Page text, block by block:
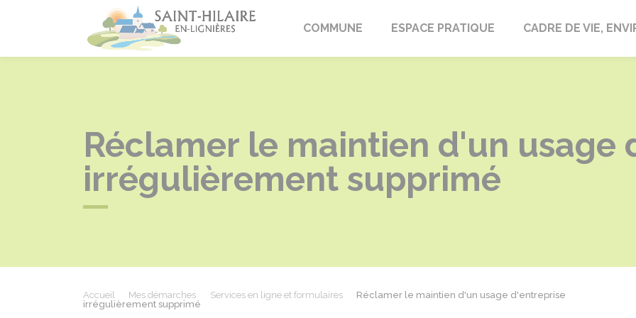
Saint-Hilaire-en-Lignières
COMMUNE ESPACE PRATIQUE CADRE DE VIE,
Réclamer le maintien d'un usage
irrégulièrement supprimé
Accueil Mes démarches Services en ligne et formulaires
Réclamer le maintien d'un usage d'entreprise
irrégulièrement supprimé